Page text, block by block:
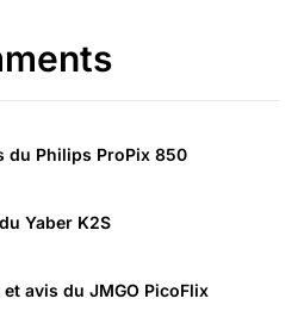
du Philips ProPix 850
Yaber K2S
et avis du JMGO PicoFlix